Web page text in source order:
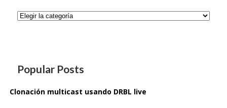
Categorías
Popular Posts
Clonación multicast usando DRBL live